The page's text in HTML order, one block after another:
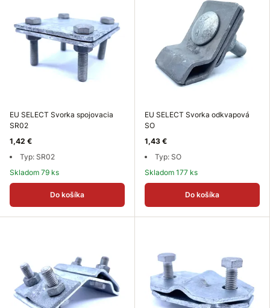
EU SELECT Svorka spojovacia
SR02
1,42 €
Typ: SR02
Skladom 79 ks
Do košíka
EU SELECT Svorka odkvapová
SO
1,43 €
Typ: SO
Skladom 177 ks
Do košíka